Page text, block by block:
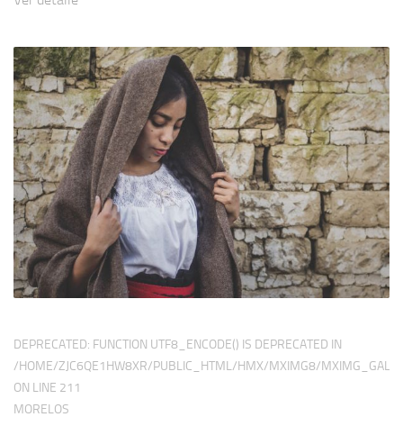
DEPRECATED: FUNCTION UTF8_ENCODE() IS DEPRECATED IN
/HOME/ZJC6QE1HW8XR/PUBLIC_HTML/HMX/MXIMG8/
ON LINE 211
MORELOS